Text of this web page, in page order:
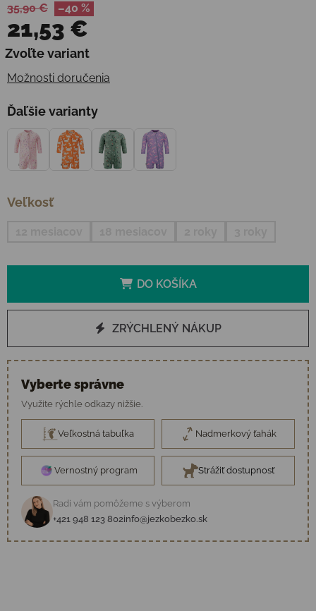
35,90 € –40 %
21,53 €
Jednotková cena:
Zvoľte variant
Možnosti doručenia
Ďaľšie varianty
Veľkosť
DO KOŠÍKA
ZRÝCHLENÝ NÁKUP
Vyberte správne
Využite rýchle odkazy nižšie.
Veľkostná tabuľka Nadmerkový ťahák
Vernostný program Strážiť dostupnosť
Radi vám pomôžeme s výberom
+421 948 123 802info@jezkobezko.sk